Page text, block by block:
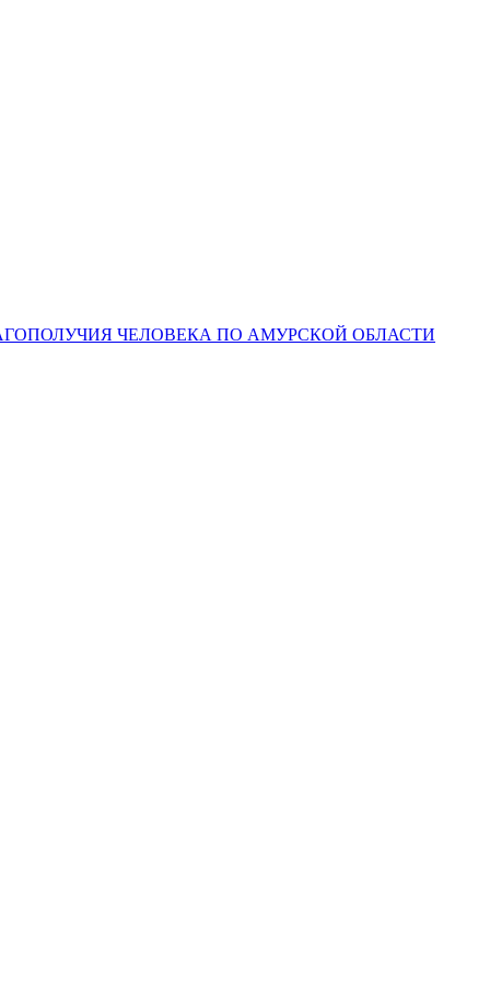
ЧЕЛОВЕКА ПО АМУРСКОЙ ОБЛАСТИ